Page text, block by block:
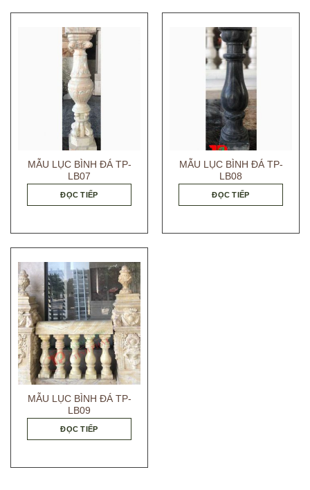
MẪU LỤC BÌNH ĐÁ TP-
LB07
ĐỌC TIẾP
MẪU LỤC BÌNH ĐÁ TP-
LB08
ĐỌC TIẾP
MẪU LỤC BÌNH ĐÁ TP-
LB09
ĐỌC TIẾP